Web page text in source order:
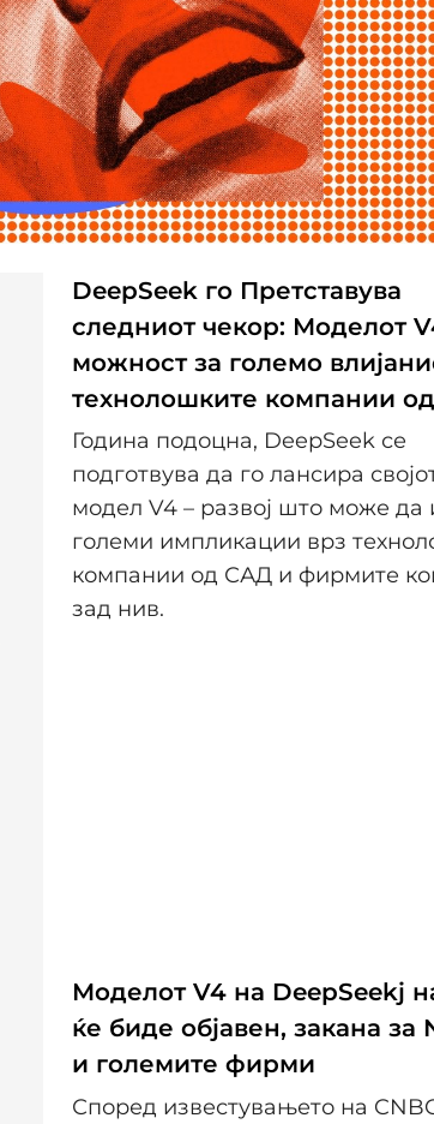
DeepSeek го Претставува
следниот чекор: Моделот
можност за големо
технолошките компании
Година подоцна, DeepSeek се
подготвува да го лансира
модел V4 – развој што може да
големи импликации врз
компании од САД и фирмите
зад нив.
Моделот V4 на DeepSeekј
ќе биде објавен, закана за
и големите фирми
Според известувањето на